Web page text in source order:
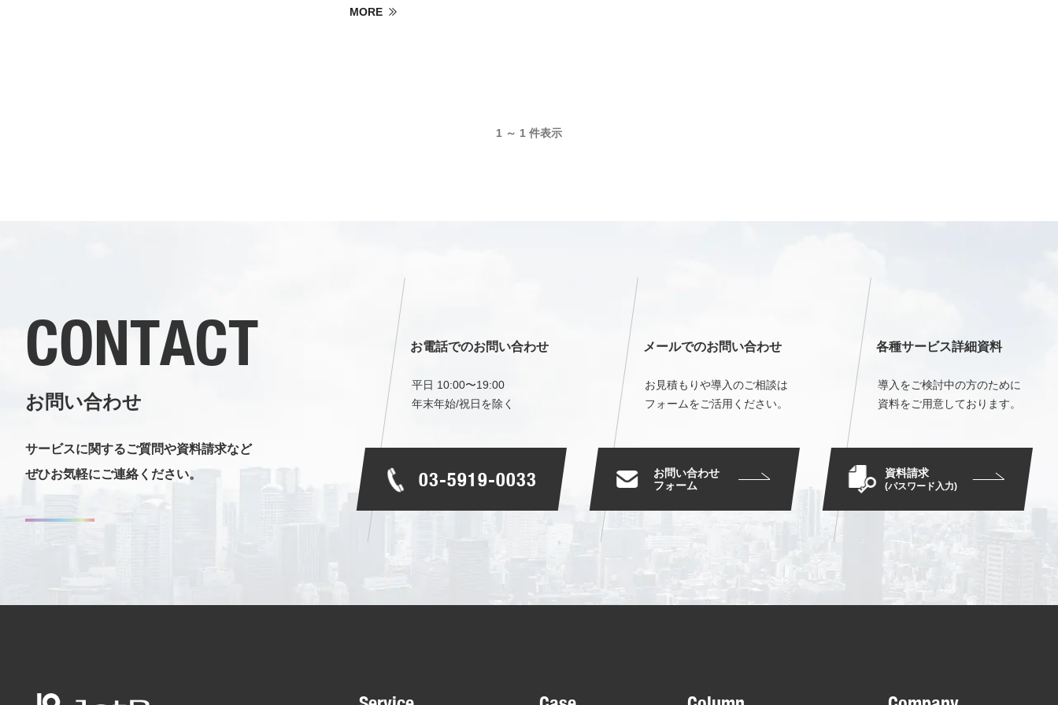
MORE
1 ～ 1 件表示
CONTACT
お問い合わせ
サービスに関するご質問や資料請求など
ぜひお気軽にご連絡ください。
お電話でのお問い合わせ
平日 10:00〜19:00
年末年始/祝日を除く
03-5919-0033
メールでのお問い合わせ
お見積もりや導入のご相談は
フォームをご活用ください。
お問い合わせ
フォーム
各種サービス詳細資料
導入をご検討中の方のために
資料をご用意しております。
資料請求
(パスワード入力)